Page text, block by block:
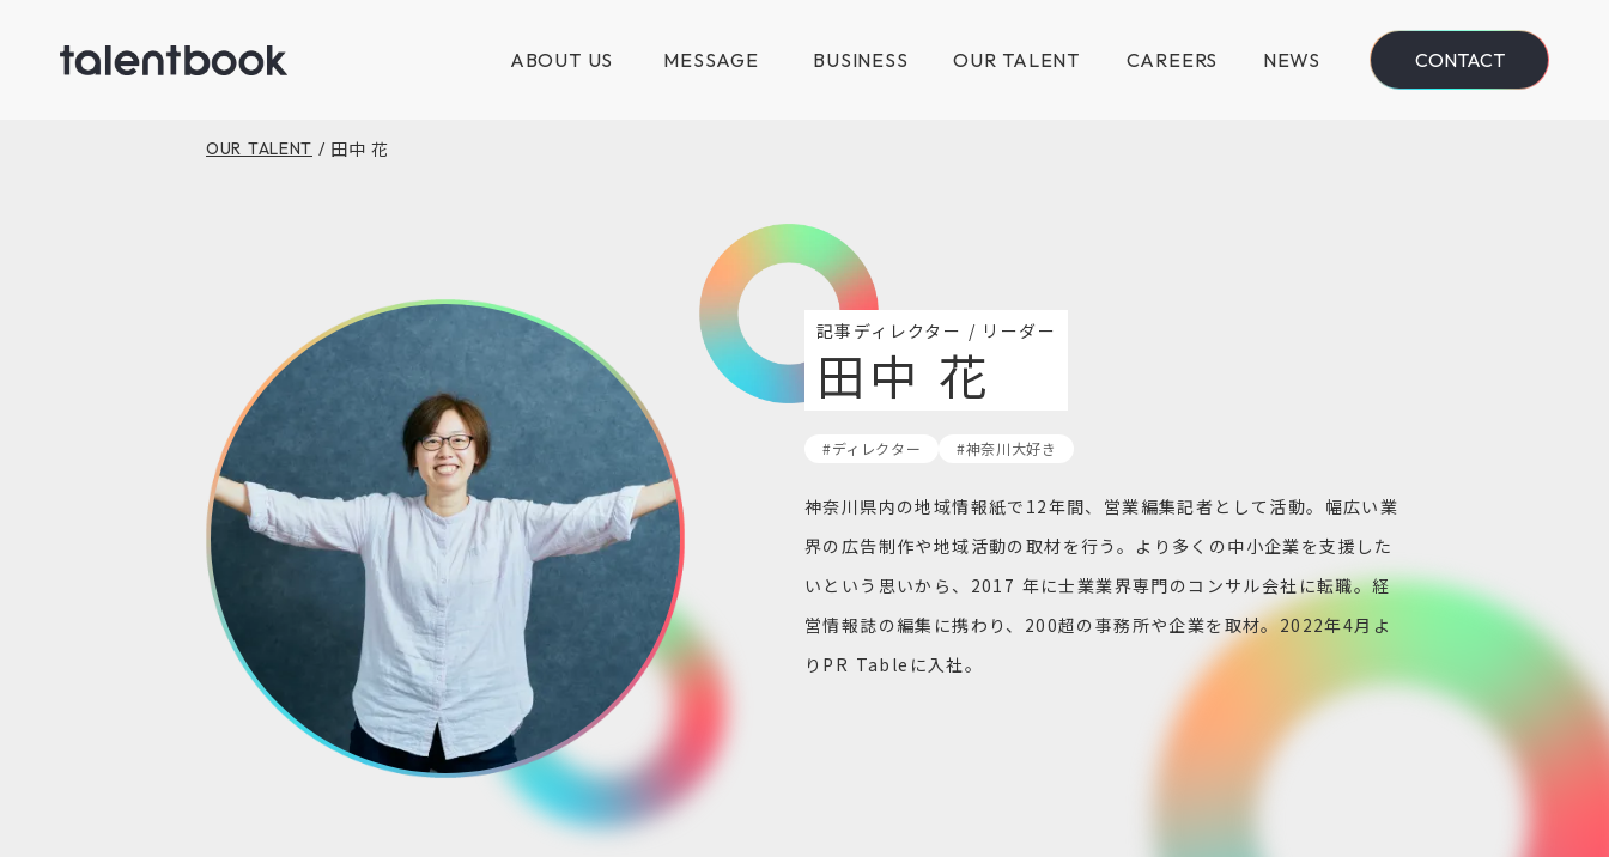
ABOUT US MESSAGE BUSINESS OUR TALENT CAREERS NEWS CONTACT
OUR TALENT / 田中 花
記事ディレクター / リーダー
田中 花
#ディレクター #神奈川大好き
神奈川県内の地域情報紙で12年間、営業編集記者として活動。幅広い業
界の広告制作や地域活動の取材を行う。より多くの中小企業を支援した
いという思いから、2017 年に士業業界専門のコンサル会社に転職。経
営情報誌の編集に携わり、200超の事務所や企業を取材。2022年4月よ
りPR Tableに入社。